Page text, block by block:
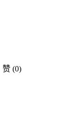
赞 (0)